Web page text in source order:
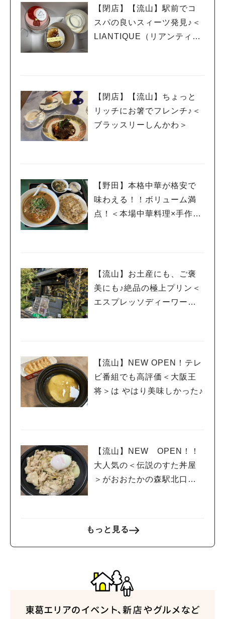
【閉店】【流山】駅前でコ
スパの良いスィーツ発見♪＜
LIANTIQUE（リアンティー
【閉店】【流山】ちょっと
リッチにお箸でフレンチ♪＜
ブラッスリーしんかわ＞
【野田】本格中華が格安で
味わえる！！ボリューム満
点！＜本場中華料理×手作り
【流山】お土産にも、ご褒
美にも♪絶品の極上プリン＜
エスプレッソディーワーク
【流山】NEW OPEN！テレ
ビ番組でも高評価＜大阪王
将＞は やはり美味しかった♪
【流山】NEW OPEN！！
大人気の＜伝説のすた丼屋
＞がおおたかの森駅北口に
もっと見る